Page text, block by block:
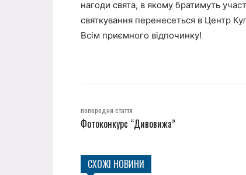
нагоди свята, в якому братимуть
святкування перенесеться в Центр
Всім приємного відпочинку!
попередня стаття
Фотоконкурс “Дивовижа”
СХОЖІ НОВИНИ